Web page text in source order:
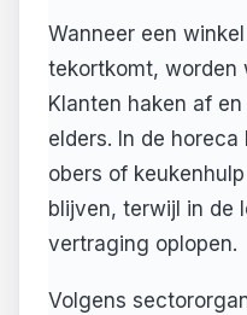
Wanneer een
tekortkomt, worden
Klanten haken af
elders. In de
obers of
blijven, terwijl in de
vertraging oplopen.
Volgens